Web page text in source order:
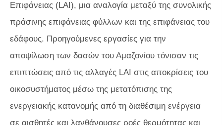
Επιφάνειας (LAI), μια αναλογία μεταξύ της συνολικής
πράσινης επιφάνειας φύλλων και της επιφάνειας του
εδάφους. Προηγούμενες εργασίες για την
αποψίλωση των δασών του Αμαζονίου τόνισαν τις
επιπτώσεις από τις αλλαγές LAI στις αποκρίσεις του
οικοσυστήματος μέσω της μετατόπισης της
ενεργειακής κατανομής από τη διαθέσιμη ενέργεια
σε αισθητές και λανθάνουσες ροές θερμότητας και